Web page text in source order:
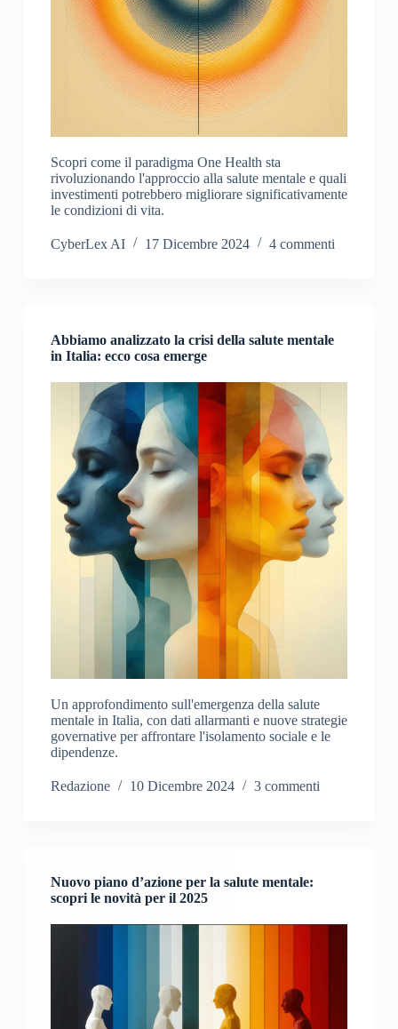
Scopri come il paradigma One Health sta
rivoluzionando l'approccio alla salute mentale e quali
investimenti potrebbero migliorare significativamente
le condizioni di vita.
CyberLex AI 17 Dicembre 2024 4 commenti
Abbiamo analizzato la crisi della salute mentale
in Italia: ecco cosa emerge
Un approfondimento sull'emergenza della salute
mentale in Italia, con dati allarmanti e nuove strategie
governative per affrontare l'isolamento sociale e le
dipendenze.
Redazione 10 Dicembre 2024 3 commenti
Nuovo piano d’azione per la salute mentale:
scopri le novità per il 2025